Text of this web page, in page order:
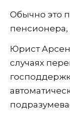
Обычно это
Юрист
случаях